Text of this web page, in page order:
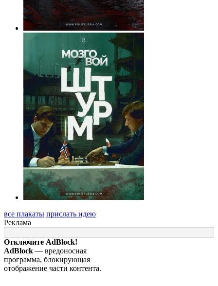
все плакаты прислать идею
Реклама
Отключите AdBlock!
AdBlock — вредоносная
программа, блокирующая
отображение части контента.